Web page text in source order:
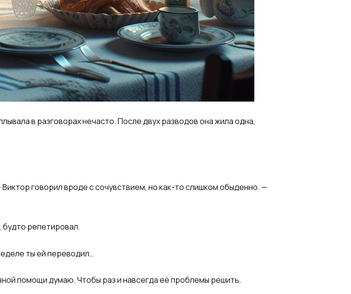
в разговорах нечасто. После двух разводов она жила одна,
говорил вроде с сочувствием, но как-то слишком обыденно. —
репетировал.​
ты ей переводил…​
помощи думаю. Чтобы раз и навсегда её проблемы решить.​